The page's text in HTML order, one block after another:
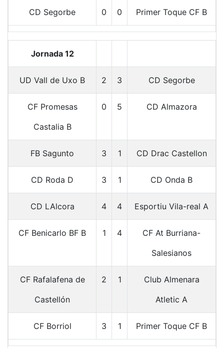
CD Segorbe 0 0 Primer Toque CF B
Jornada 12
UD Vall de Uxo B 2 3 CD Segorbe
CF Promesas
Castalia B
0 5 CD Almazora
FB Sagunto 3 1 CD Drac Castellon
CD Roda D 3 1 CD Onda B
CD LAlcora 4 4 Esportiu Vila-real A
CF Benicarlo BF B 1 4
CF At Burriana-
Salesianos
CF Rafalafena de
Castellón
2 1
Club Almenara
Atletic A
CF Borriol 3 1 Primer Toque CF B